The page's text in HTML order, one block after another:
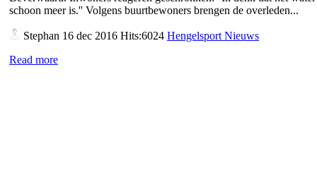
schoon meer is.'' Volgens buurtbewoners brengen de overleden...
Stephan 16 dec 2016 Hits:6024 Hengelsport Nieuws
Read more